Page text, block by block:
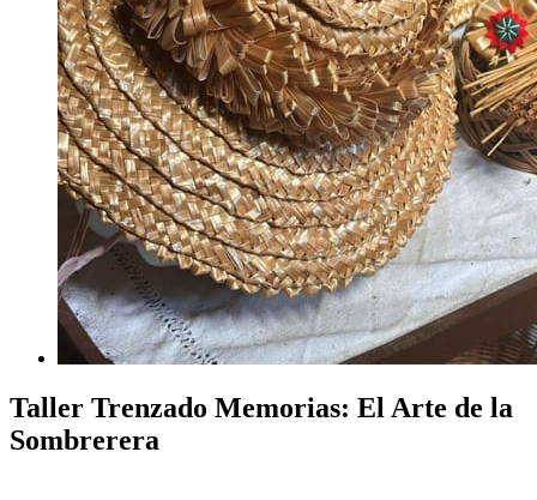
Taller Trenzado Memorias: El Arte de la
Sombrerera